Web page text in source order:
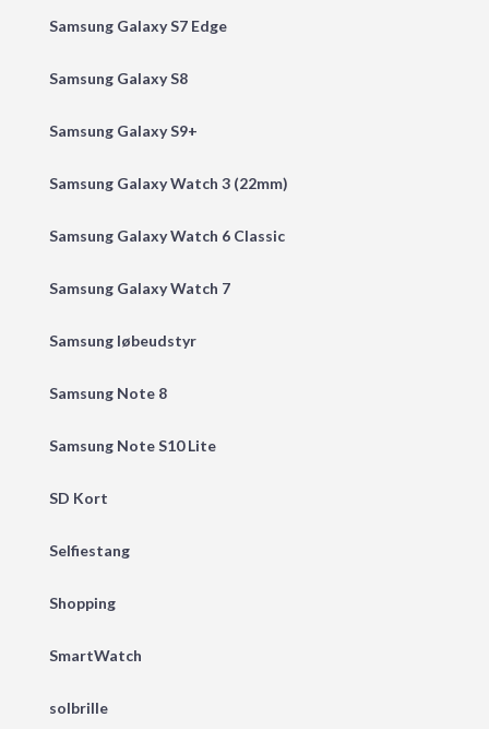
Samsung Galaxy S7 Edge
Samsung Galaxy S8
Samsung Galaxy S9+
Samsung Galaxy Watch 3 (22mm)
Samsung Galaxy Watch 6 Classic
Samsung Galaxy Watch 7
Samsung løbeudstyr
Samsung Note 8
Samsung Note S10 Lite
SD Kort
Selfiestang
Shopping
SmartWatch
solbrille